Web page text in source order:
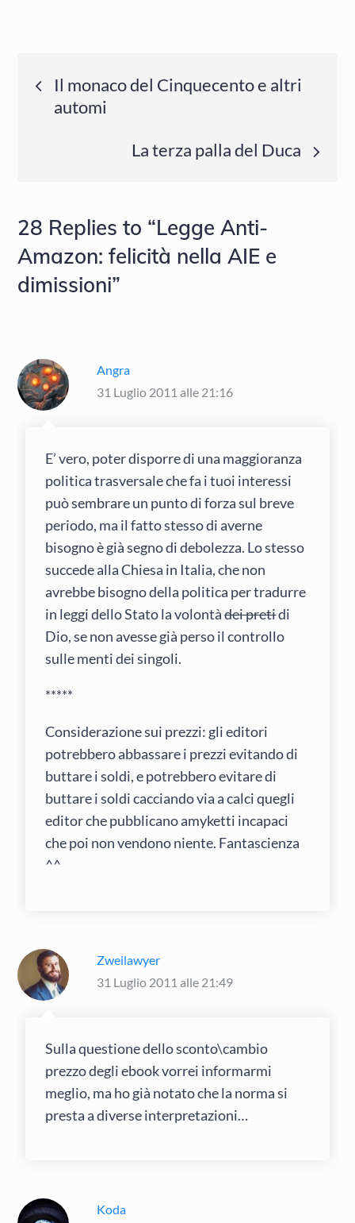
Navigazione
articoli
Il monaco del Cinquecento e altri
automi
La terza palla del Duca
28 Replies to “Legge Anti-
Amazon: felicità nella AIE e
dimissioni”
Angra
31 Luglio 2011 alle 21:16
E’ vero, poter disporre di una maggioranza
politica trasversale che fa i tuoi interessi
può sembrare un punto di forza sul breve
periodo, ma il fatto stesso di averne
bisogno è già segno di debolezza. Lo stesso
succede alla Chiesa in Italia, che non
avrebbe bisogno della politica per tradurre
in leggi dello Stato la volontàdei pretidi
Dio, se non avesse già perso il controllo
sulle menti dei singoli.
*****
Considerazione sui prezzi: gli editori
potrebbero abbassare i prezzi evitando di
buttare i soldi, e potrebbero evitare di
buttare i soldi cacciando via a calci quegli
editor che pubblicano amyketti incapaci
che poi non vendono niente. Fantascienza
^^
Zweilawyer
31 Luglio 2011 alle 21:49
Sulla questione dello sconto\cambio
prezzo degli ebook vorrei informarmi
meglio, ma ho già notato che la norma si
presta a diverse interpretazioni…
Koda